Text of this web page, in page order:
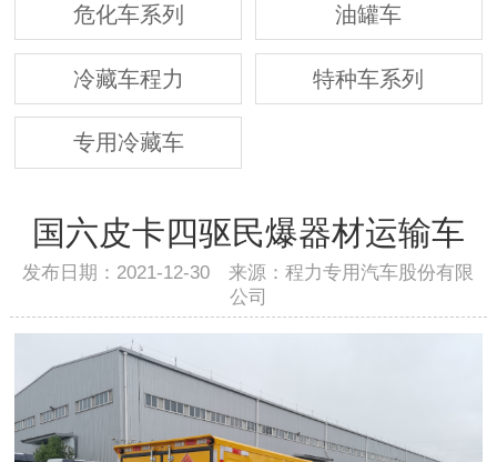
危化车系列 油罐车
冷藏车程力 特种车系列
专用冷藏车
国六皮卡四驱民爆器材运输车
发布日期：2021-12-30 来源：程力专用汽车股份有限
公司